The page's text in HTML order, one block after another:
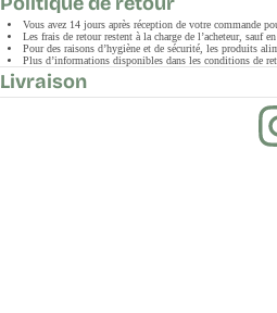
Vous avez 14 jours après réception de votre commande
Les frais de retour restent à la charge de l’acheteur, sauf
Pour des raisons d’hygiène et de sécurité, les produits
Plus d’informations disponibles dans les conditions de
Livraison